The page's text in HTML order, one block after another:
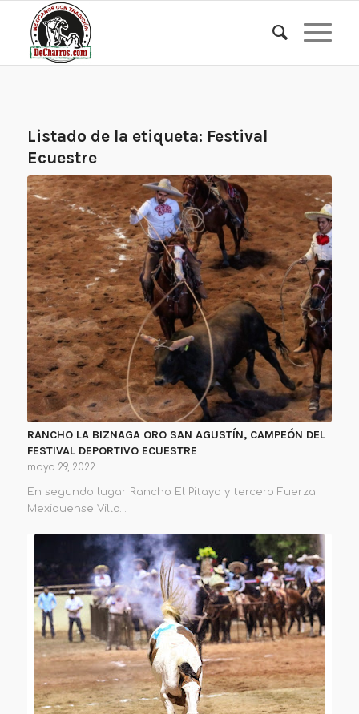
Listado de la etiqueta: Festival
Ecuestre
RANCHO LA BIZNAGA ORO SAN AGUSTÍN, CAMPEÓN DEL
FESTIVAL DEPORTIVO ECUESTRE
mayo 29, 2022
En segundo lugar Rancho El Pitayo y tercero Fuerza
Mexiquense Villa…